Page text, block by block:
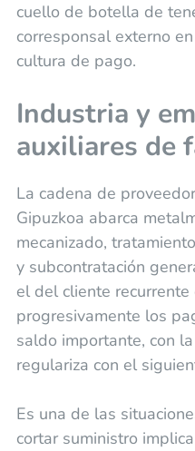
cuello de botella de
corresponsal externo
cultura de pago.
Industria y
auxiliares de
La cadena de
Gipuzkoa abarca
mecanizado,
y subcontratación
el del cliente recurrente
progresivamente los
saldo importante, con
regulariza con el
Es una de las
cortar suministro